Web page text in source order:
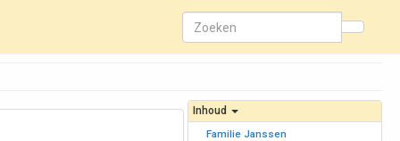
Inhoud
Familie Janssen